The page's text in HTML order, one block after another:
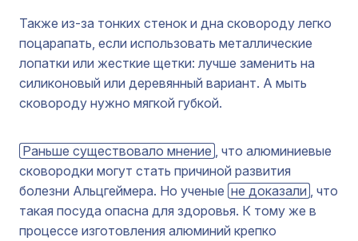
Также из-за тонких стенок и дна сковороду легко
поцарапать, если использовать металлические
лопатки или жесткие щетки: лучше заменить на
силиконовый или деревянный вариант. А мыть
сковороду нужно мягкой губкой.
Раньше существовало мнение
, что алюминиевые
сковородки могут стать причиной развития
болезни Альцгеймера. Но ученые не доказали
, что
такая посуда опасна для здоровья. К тому же в
процессе изготовления алюминий крепко